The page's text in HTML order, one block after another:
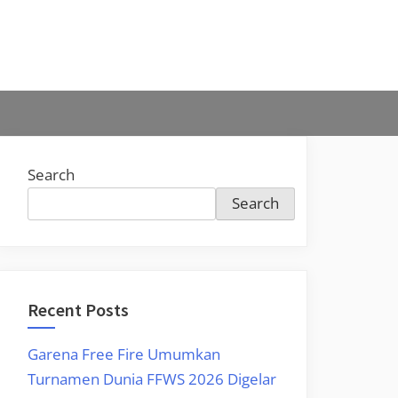
Search
Search
Recent Posts
Garena Free Fire Umumkan
Turnamen Dunia FFWS 2026 Digelar